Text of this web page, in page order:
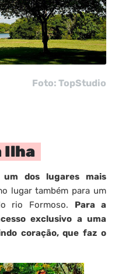
Foto: TopStudio
Ilha
um dos lugares mais
lugar também para um
rio Formoso. Para a
exclusivo a uma
coração, que faz o